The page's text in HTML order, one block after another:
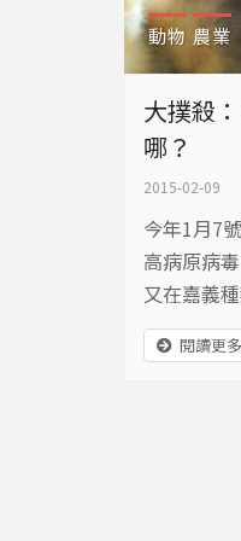
動物 農業
大撲殺
哪？
2015-02-09
今年1月7
高病原病
又在嘉義
H5N8，雲
2，之後又
閱讀更多